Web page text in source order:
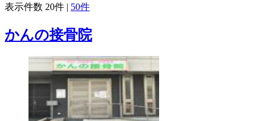
表示件数 20件 | 50件
かんの接骨院